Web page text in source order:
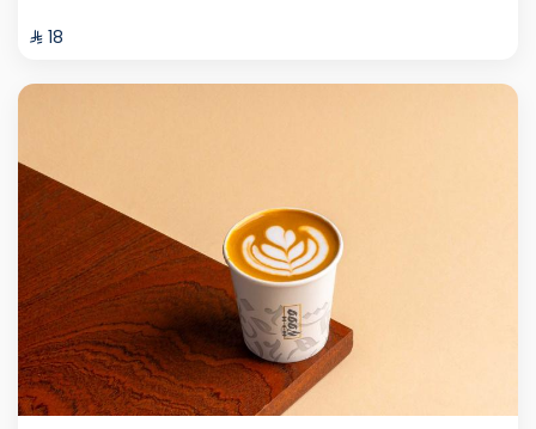
⁨⁦‪‬ 18⁩